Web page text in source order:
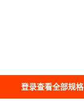
登录查看全部规格